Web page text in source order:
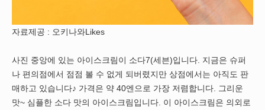
자료제공 : 오키나와Likes
사진 중앙에 있는 아이스크림이 소다7(세븐)입니다. 지금은 슈퍼
나 편의점에서 점점 볼 수 없게 되버렸지만 상점에서는 아직도 판
매하고 있습니다♪ 가격은 약 40엔으로 가장 저렴합니다. 그리운
맛~ 심플한 소다 맛의 아이스크림입니다. 이 아이스크림은 의외로